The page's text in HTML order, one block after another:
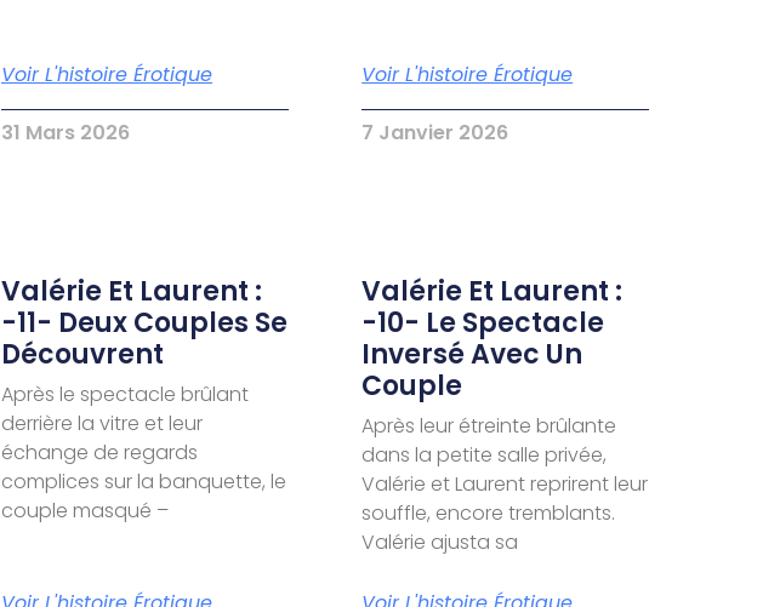
Voir L'histoire Érotique
31 Mars 2026
Voir L'histoire Érotique
7 Janvier 2026
Valérie Et Laurent :
-11- Deux Couples Se
Découvrent
Après le spectacle brûlant
derrière la vitre et leur
échange de regards
complices sur la banquette, le
couple masqué –
Valérie Et Laurent :
-10- Le Spectacle
Inversé Avec Un
Couple
Après leur étreinte brûlante
dans la petite salle privée,
Valérie et Laurent reprirent leur
souffle, encore tremblants.
Valérie ajusta sa